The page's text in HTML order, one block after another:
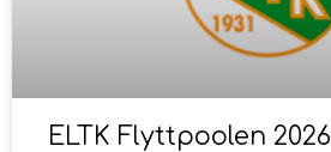
ELTK Flyttpoolen 2026